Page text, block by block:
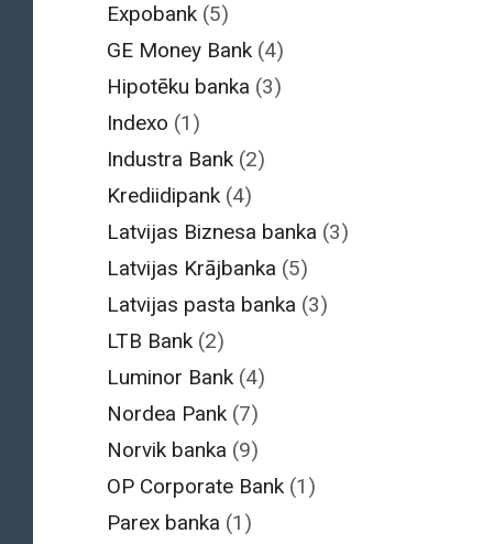
Expobank (5)
GE Money Bank (4)
Hipotēku banka (3)
Indexo (1)
Industra Bank (2)
Krediidipank (4)
Latvijas Biznesa banka (3)
Latvijas Krājbanka (5)
Latvijas pasta banka (3)
LTB Bank (2)
Luminor Bank (4)
Nordea Pank (7)
Norvik banka (9)
OP Corporate Bank (1)
Parex banka (1)